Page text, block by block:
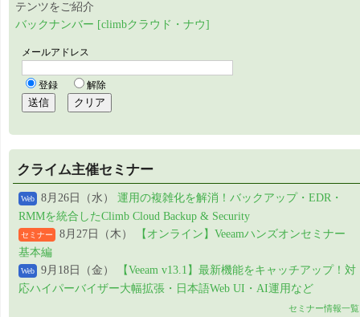
テンツをご紹介
バックナンバー [climbクラウド・ナウ]
クライム主催セミナー
Web 8月26日（水） 運用の複雑化を解消！バックアップ・EDR・
RMMを統合したClimb Cloud Backup & Security
セミナー 8月27日（木）
【オンライン】Veeamハンズオンセミナー
基本編
Web 9月18日（金）
【Veeam v13.1】最新機能をキャッチアップ！対
応ハイパーバイザー大幅拡張・日本語Web UI・AI運用など
セミナー情報一覧